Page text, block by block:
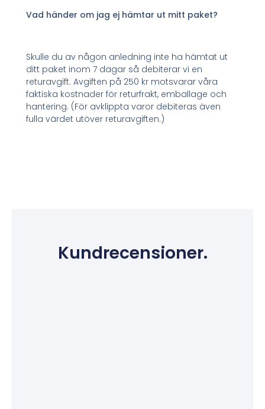
Vad händer om jag ej hämtar ut mitt paket?
Skulle du av någon anledning inte ha hämtat ut
ditt paket inom 7 dagar så debiterar vi en
returavgift. Avgiften på 250 kr motsvarar våra
faktiska kostnader för returfrakt, emballage och
hantering. (För avklippta varor debiteras även
fulla värdet utöver returavgiften.)
Kundrecensioner.